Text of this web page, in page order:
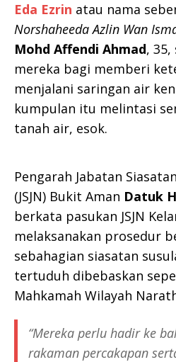
Eda Ezrin atau nama
Norshaheeda Azlin Wan
Mohd Affendi Ahmad,
mereka bagi memberi
menjalani saringan air
kumpulan itu melintasi
tanah air, esok.
Pengarah Jabatan
(JSJN) Bukit Aman Datuk
berkata pasukan JSJN
melaksanakan prosedur
sebahagian siasatan
tertuduh dibebaskan
Mahkamah Wilayah
“Mereka perlu hadir ke
rakaman percakapan